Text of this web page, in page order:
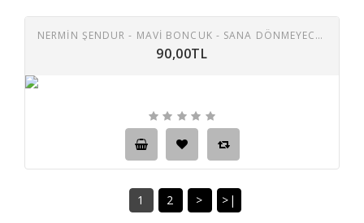
NERMİN ŞENDUR - MAVİ BONCUK - SANA DÖNMEYECEĞİM 45 LİK PLAK
90,00TL
1 2 > >|